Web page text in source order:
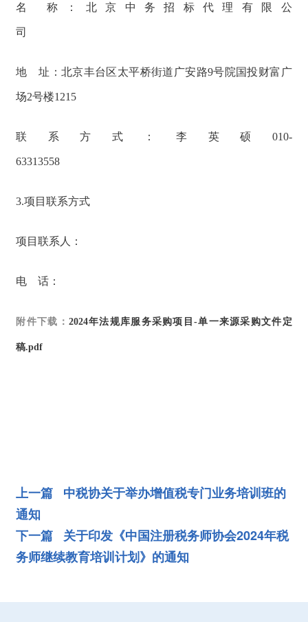
名 称：北京中务招标代理有限公
司
地 址：北京丰台区太平桥街道广安路9号院国投财富广
场2号楼1215
联系方式：李英硕010-
63313558
3.项目联系方式
项目联系人：
电 话：
附件下载： 2024年法规库服务采购项目-单一来源采购文件定
稿.pdf
上一篇 中税协关于举办增值税专门业务培训班的
通知
下一篇 关于印发《中国注册税务师协会2024年税
务师继续教育培训计划》的通知